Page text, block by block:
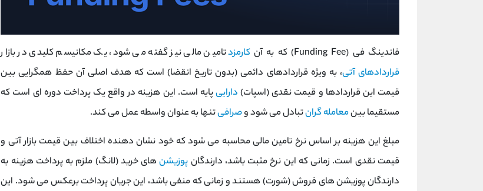
فاندینگ فی (Funding Fee) که به آن کارمزدتامین مالی نیز گفته می ‌شود، یک مکانیسم کلیدی در بازار
قراردادهای آتی، به ‌ویژه قراردادهای دائمی (بدون تاریخ انقضا) است که هدف اصلی آن حفظ همگرایی بین
قیمت این قراردادها و قیمت نقدی (اسپات) داراییپایه است. این هزینه در واقع یک پرداخت دوره ‌ای است که
مستقیما بینمعامله ‌گرانتبادل می ‌شود وصرافیتنها به عنوان واسطه عمل می ‌کند.
مبلغ این هزینه بر اساس نرخ تامین مالی محاسبه می ‌شود که خود نشان‌ دهنده اختلاف بین قیمت بازار آتی و
قیمت نقدی است. زمانی که این نرخ مثبت باشد، دارندگان پوزیشن‌های خرید (لانگ) ملزم به پرداخت هزینه به
دارندگان پوزیشن‌ های فروش (شورت) هستند و زمانی که منفی باشد، این جریان پرداخت برعکس می ‌شود. این